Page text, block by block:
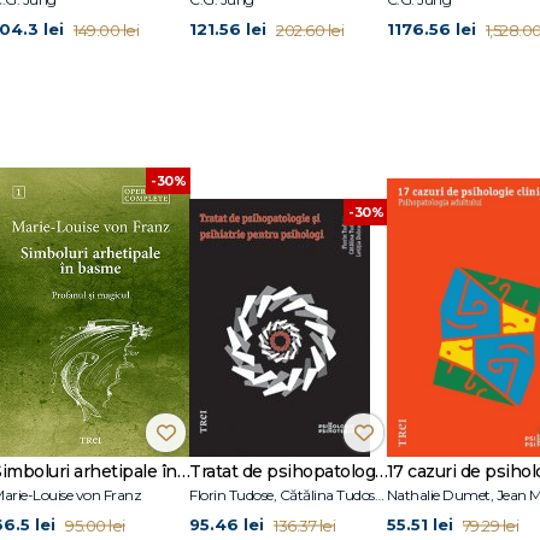
lei 149.00 lei 121.56 lei 202.60 lei 1176.56 lei
-30%
Simboluri arhetipale în basme
Louise von Franz
lei 95.00 lei
-30%
Tratat de psihopatologie şi psihiatrie pentru psihologi
Florin Tudose, Cătălina Tudose, Letiţia Dobranici
95.46 lei 136.37 lei 55.51 lei 79.29 lei